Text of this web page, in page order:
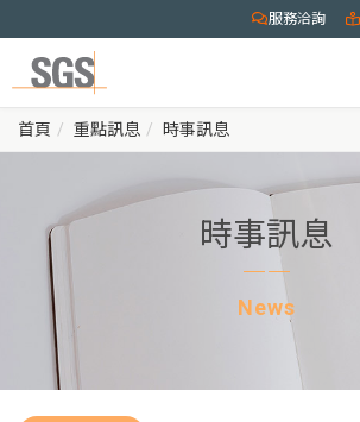
服務洽詢
首頁 重點訊息 時事訊息
時事訊息
News